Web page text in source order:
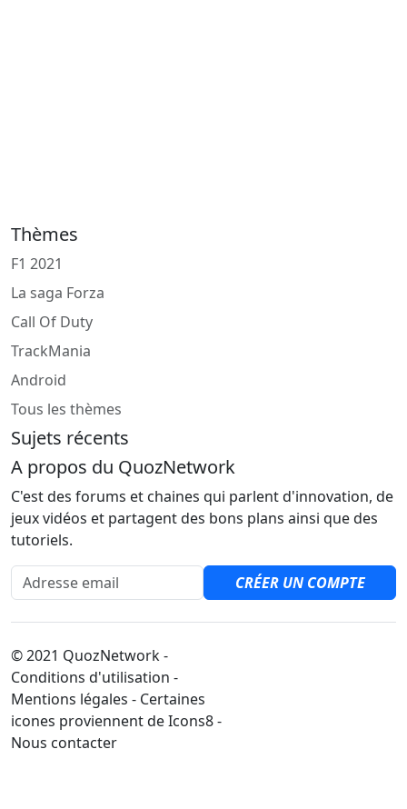
Thèmes
F1 2021
La saga Forza
Call Of Duty
TrackMania
Android
Tous les thèmes
Sujets récents
A propos du QuozNetwork
C'est des forums et chaines qui parlent d'innovation, de
jeux vidéos et partagent des bons plans ainsi que des
tutoriels.
Adresse email
CRÉER UN COMPTE
© 2021 QuozNetwork -
Conditions d'utilisation -
Mentions légales - Certaines
icones proviennent de Icons8 -
Nous contacter